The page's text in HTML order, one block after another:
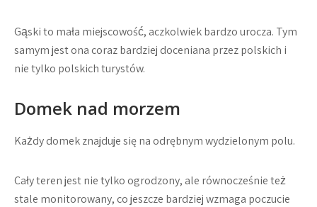
Gąski to mała miejscowość, aczkolwiek bardzo urocza. Tym
samym jest ona coraz bardziej doceniana przez polskich i
nie tylko polskich turystów.
Domek nad morzem
Każdy domek znajduje się na odrębnym wydzielonym polu.
Cały teren jest nie tylko ogrodzony, ale równocześnie też
stale monitorowany, co jeszcze bardziej wzmaga poczucie